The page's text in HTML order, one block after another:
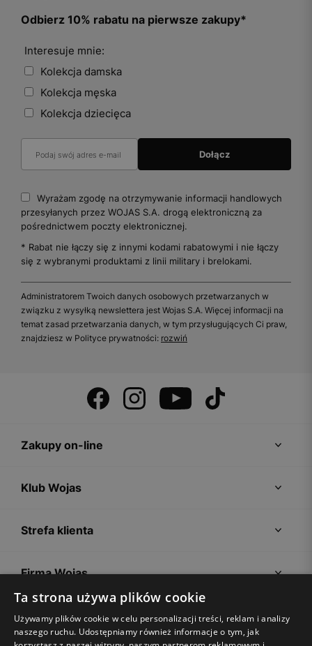
Odbierz 10% rabatu na pierwsze zakupy*
Interesuje mnie:
Kolekcja damska
Kolekcja męska
Kolekcja dziecięca
Wyrażam zgodę na otrzymywanie informacji handlowych
przesyłanych przez WOJAS S.A. drogą elektroniczną za
pośrednictwem poczty elektronicznej.
* Rabat nie łączy się z innymi kodami rabatowymi i nie łączy
się z wybranymi produktami z linii military i brelokami.
Administratorem Twoich danych osobowych przetwarzanych w
związku z wysyłką newslettera jest Wojas S.A. Więcej informacji na
temat zasad przetwarzania danych, w tym przysługujących Ci praw,
znajdziesz w Polityce prywatności: rozwiń
Zakupy on-line
Klub Wojas
Strefa klienta
Firma Wojas
Porady
Ta strona używa plików cookie
Używamy plików cookie w celu personalizacji treści, reklam i analizy
naszego ruchu. Udostępniamy również informacje o tym, jak